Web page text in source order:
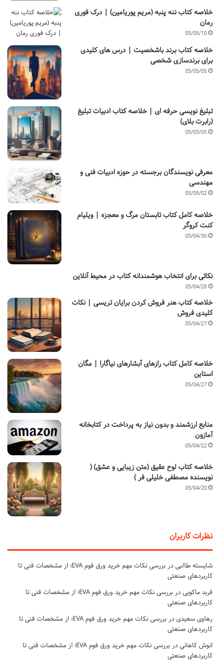
خلاصه کتاب ننه پنبه (مریم پوریامین) | درک فوری
رمان
05/05/10
خلاصه کتاب برند باشخصیت | درس های کلیدی
برای برندسازی شخصی
05/05/05
تبلیغ نویسی حرفه ای | خلاصه کتاب ادبیات تبلیغ
(رابرت بلای)
05/05/05
معرفی نویسندگان برجسته در حوزه ادبیات فنی و
مهندسی
05/05/02
خلاصه کامل کتاب تابستان مرگ و معجزه | ویلیام
کنت کروگر
05/04/30
نکاتی برای انتخاب هوشمندانه کتاب در محیط آنلاین
05/04/28
خلاصه کتاب هنر فروش کردن برایان تریسی | نکات
کلیدی فروش
05/04/27
خلاصه کامل کتاب رازهای آبشارهای نیاگارا | مگان
استاین
05/04/27
منابع ارزشمند و بدون نیاز به پرداخت در کتابخانه
آمازون
05/04/22
خلاصه کتاب لوح عقیق (متن زیبایی و عشق) (
نویسنده مصطفی خلیلی فر )
05/04/20
نظرات کاربران
شایسته طالبی در
بررسی نکات مهم خرید ورق فوم EVA؛ از مشخصات فنی تا
کاربردهای صنعتی
فربد ماکویی در
بررسی نکات مهم خرید ورق فوم EVA؛ از مشخصات فنی تا
کاربردهای صنعتی
رهاوی سعیدی در
بررسی نکات مهم خرید ورق فوم EVA؛ از مشخصات فنی تا
کاربردهای صنعتی
انوش کاهانی در
بررسی نکات مهم خرید ورق فوم EVA؛ از مشخصات فنی تا
کاربردهای صنعتی